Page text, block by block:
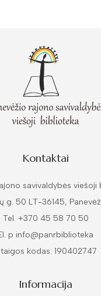
Kontaktai
savivaldybės viešoji
g. 50 LT-36145,
Tel. +370 45 58 70 50
p info@panrbiblioteka
kodas: 190402747
Informacija